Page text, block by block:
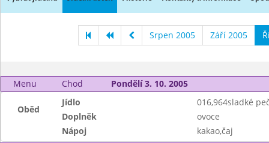
Srpen 2005 Září 2005
Menu Chod Pondělí 3. 10. 2005
Oběd
Jídlo
016,964sladké
Doplněk
ovoce
Nápoj
kakao,čaj